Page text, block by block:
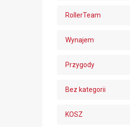
RollerTeam
Wynajem
Przygody
Bez kategorii
KOSZ